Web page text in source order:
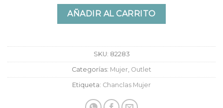
AÑADIR AL CARRITO
SKU: 82283
Categorías: Mujer Outlet
Etiqueta: Chanclas Mujer